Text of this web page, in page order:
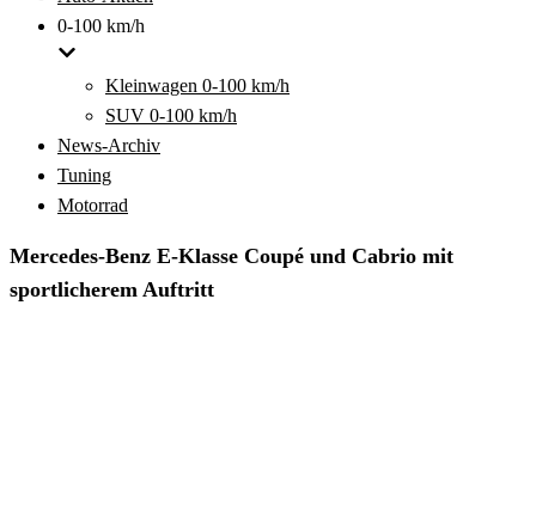
0-100 km/h
Kleinwagen 0-100 km/h
SUV 0-100 km/h
News-Archiv
Tuning
Motorrad
Mercedes-Benz E-Klasse Coupé und Cabrio mit
sportlicherem Auftritt